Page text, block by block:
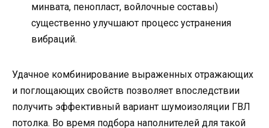
минвата, пенопласт, войлочные составы)
существенно улучшают процесс устранения
вибраций.
Удачное комбинирование выраженных отражающих
и поглощающих свойств позволяет впоследствии
получить эффективный вариант шумоизоляции ГВЛ
потолка. Во время подбора наполнителей для такой